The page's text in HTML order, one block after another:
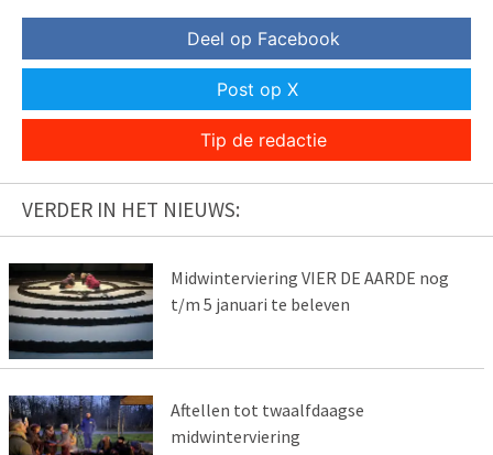
Deel op Facebook
Post op X
Tip de redactie
VERDER IN HET NIEUWS:
Midwinterviering VIER DE AARDE nog
t/m 5 januari te beleven
Aftellen tot twaalfdaagse
midwinterviering